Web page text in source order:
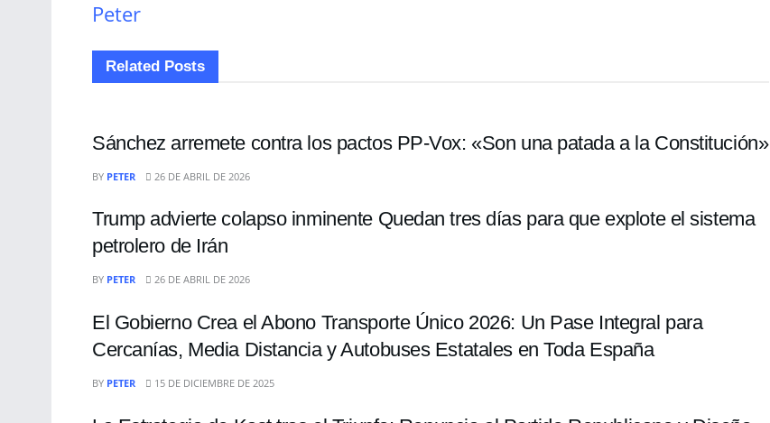
Peter
Related Posts
Sánchez arremete contra los pactos PP-Vox: «Son una patada a la Constitución»
BY PETER 26 DE ABRIL DE 2026
Trump advierte colapso inminente Quedan tres días para que explote el sistema
petrolero de Irán
BY PETER 26 DE ABRIL DE 2026
El Gobierno Crea el Abono Transporte Único 2026: Un Pase Integral para
Cercanías, Media Distancia y Autobuses Estatales en Toda España
BY PETER 15 DE DICIEMBRE DE 2025